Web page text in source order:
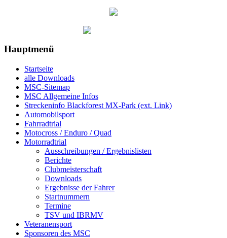
Hauptmenü
Startseite
alle Downloads
MSC-Sitemap
MSC Allgemeine Infos
Streckeninfo Blackforest MX-Park (ext. Link)
Automobilsport
Fahrradtrial
Motocross / Enduro / Quad
Motorradtrial
Ausschreibungen / Ergebnislisten
Berichte
Clubmeisterschaft
Downloads
Ergebnisse der Fahrer
Startnummern
Termine
TSV und IBRMV
Veteranensport
Sponsoren des MSC